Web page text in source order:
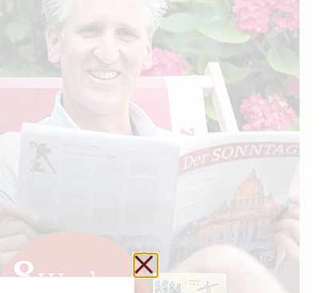
Schließen ohne zu